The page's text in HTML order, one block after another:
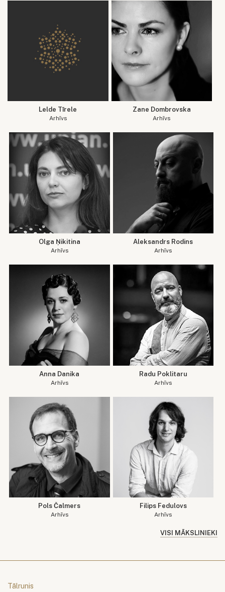
Lelde Tīrele
Arhīvs
Zane Dombrovska
Arhīvs
Olga Ņikitina
Arhīvs
Aleksandrs Rodins
Arhīvs
Anna Danika
Arhīvs
Radu Poklitaru
Arhīvs
Pols Čalmers
Arhīvs
Filips Fedulovs
Arhīvs
VISI MĀKSLINIEKI
Tālrunis